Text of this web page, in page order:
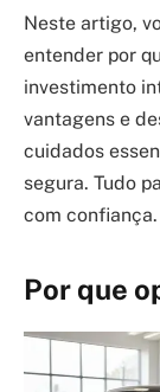
Neste artigo,
entender por
investimento
vantagens e
cuidados
segura. Tudo
com confiança.
Por que